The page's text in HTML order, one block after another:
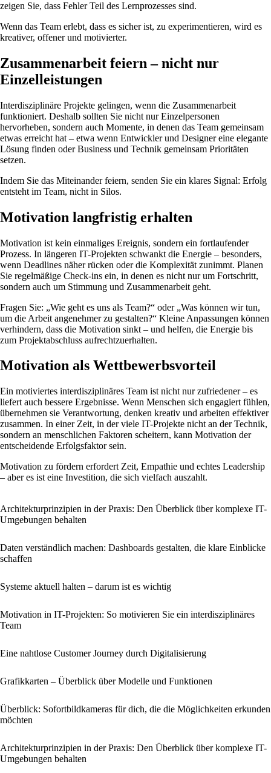
zeigen Sie, dass Fehler Teil des Lernprozesses sind.
Wenn das Team erlebt, dass es sicher ist, zu experimentieren, wird es
kreativer, offener und motivierter.
Zusammenarbeit feiern – nicht nur
Einzelleistungen
Interdisziplinäre Projekte gelingen, wenn die Zusammenarbeit
funktioniert. Deshalb sollten Sie nicht nur Einzelpersonen
hervorheben, sondern auch Momente, in denen das Team gemeinsam
etwas erreicht hat – etwa wenn Entwickler und Designer eine elegante
Lösung finden oder Business und Technik gemeinsam Prioritäten
setzen.
Indem Sie das Miteinander feiern, senden Sie ein klares Signal: Erfolg
entsteht im Team, nicht in Silos.
Motivation langfristig erhalten
Motivation ist kein einmaliges Ereignis, sondern ein fortlaufender
Prozess. In längeren IT-Projekten schwankt die Energie – besonders,
wenn Deadlines näher rücken oder die Komplexität zunimmt. Planen
Sie regelmäßige Check-ins ein, in denen es nicht nur um Fortschritt,
sondern auch um Stimmung und Zusammenarbeit geht.
Fragen Sie: „Wie geht es uns als Team?“ oder „Was können wir tun,
um die Arbeit angenehmer zu gestalten?“ Kleine Anpassungen können
verhindern, dass die Motivation sinkt – und helfen, die Energie bis
zum Projektabschluss aufrechtzuerhalten.
Motivation als Wettbewerbsvorteil
Ein motiviertes interdisziplinäres Team ist nicht nur zufriedener – es
liefert auch bessere Ergebnisse. Wenn Menschen sich engagiert fühlen,
übernehmen sie Verantwortung, denken kreativ und arbeiten effektiver
zusammen. In einer Zeit, in der viele IT-Projekte nicht an der Technik,
sondern an menschlichen Faktoren scheitern, kann Motivation der
entscheidende Erfolgsfaktor sein.
Motivation zu fördern erfordert Zeit, Empathie und echtes Leadership
– aber es ist eine Investition, die sich vielfach auszahlt.
Architekturprinzipien in der Praxis: Den Überblick über komplexe IT-
Umgebungen behalten
Daten verständlich machen: Dashboards gestalten, die klare Einblicke
schaffen
Systeme aktuell halten – darum ist es wichtig
Motivation in IT-Projekten: So motivieren Sie ein interdisziplinäres
Team
Eine nahtlose Customer Journey durch Digitalisierung
Grafikkarten – Überblick über Modelle und Funktionen
Überblick: Sofortbildkameras für dich, die die Möglichkeiten erkunden
möchten
Architekturprinzipien in der Praxis: Den Überblick über komplexe IT-
Umgebungen behalten